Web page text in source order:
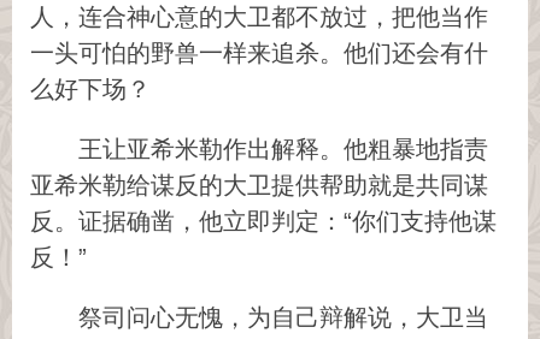
人，连合神心意的大卫都不放过，把他当作
一头可怕的野兽一样来追杀。他们还会有什
么好下场？
王让亚希米勒作出解释。他粗暴地指责
亚希米勒给谋反的大卫提供帮助就是共同谋
反。证据确凿，他立即判定：“你们支持他谋
反！”
祭司问心无愧，为自己辩解说，大卫当